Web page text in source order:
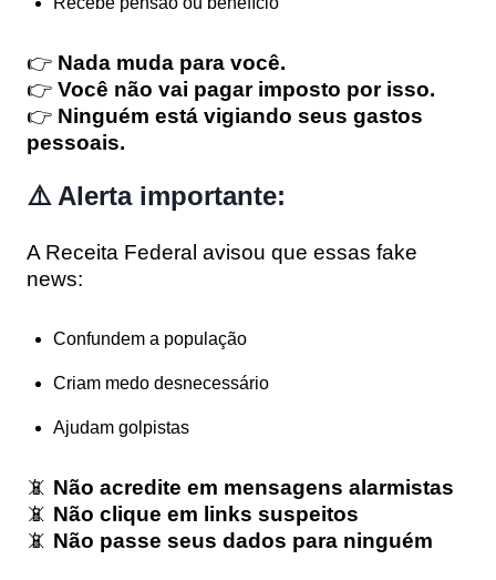
👉 Nada muda para você.
👉 Você não vai pagar imposto por isso.
👉 Ninguém está vigiando seus gastos
pessoais.
⚠️ Alerta importante:
A Receita Federal avisou que essas fake
news:
Confundem a população
Criam medo desnecessário
Ajudam golpistas
📵 Não acredite em mensagens alarmistas
📵 Não clique em links suspeitos
📵 Não passe seus dados para ninguém